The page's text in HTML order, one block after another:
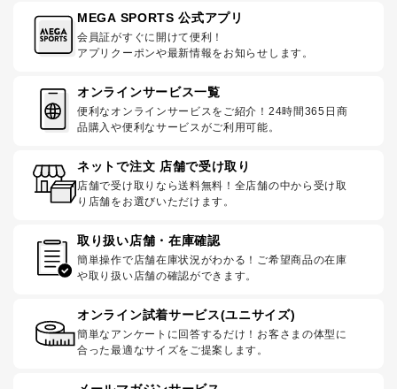
MEGA SPORTS 公式アプリ
会員証がすぐに開けて便利！
アプリクーポンや最新情報をお知らせします。
オンラインサービス一覧
便利なオンラインサービスをご紹介！24時間365日商
品購入や便利なサービスがご利用可能。
ネットで注文 店舗で受け取り
店舗で受け取りなら送料無料！全店舗の中から受け取
り店舗をお選びいただけます。
取り扱い店舗・在庫確認
簡単操作で店舗在庫状況がわかる！ご希望商品の在庫
や取り扱い店舗の確認ができます。
オンライン試着サービス(ユニサイズ)
簡単なアンケートに回答するだけ！お客さまの体型に
合った最適なサイズをご提案します。